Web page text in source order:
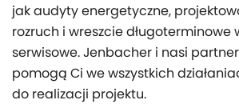
jak audyty energetyczne,
rozruch i wreszcie długoterminowe
serwisowe. Jenbacher i nasi
pomogą Ci we wszystkich
do realizacji projektu.